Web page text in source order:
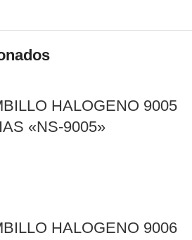
HALOGENO 9005
«NS-9005»
HALOGENO 9006